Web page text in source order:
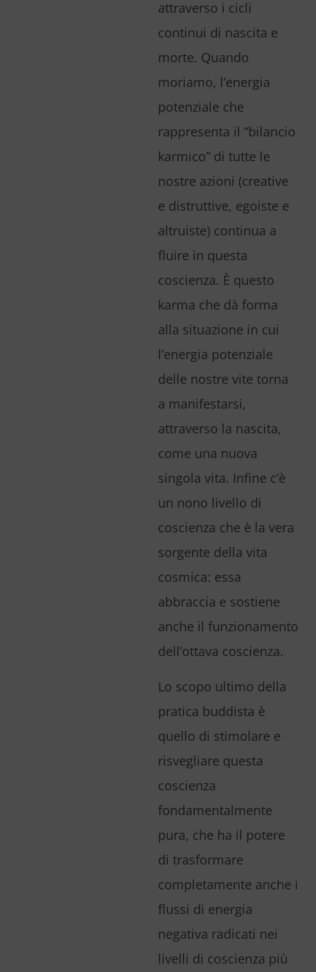
attraverso i cicli
continui di nascita e
morte. Quando
moriamo, l’energia
potenziale che
rappresenta il “bilancio
karmico” di tutte le
nostre azioni (creative
e distruttive, egoiste e
altruiste) continua a
fluire in questa
coscienza. È questo
karma che dà forma
alla situazione in cui
l’energia potenziale
delle nostre vite torna
a manifestarsi,
attraverso la nascita,
come una nuova
singola vita. Infine c’è
un nono livello di
coscienza che è la vera
sorgente della vita
cosmica: essa
abbraccia e sostiene
anche il funzionamento
dell’ottava coscienza.
Lo scopo ultimo della
pratica buddista è
quello di stimolare e
risvegliare questa
coscienza
fondamentalmente
pura, che ha il potere
di trasformare
completamente anche i
flussi di energia
negativa radicati nei
livelli di coscienza più